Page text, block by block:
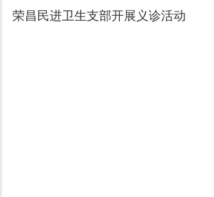
荣昌民进卫生支部开展义诊活动